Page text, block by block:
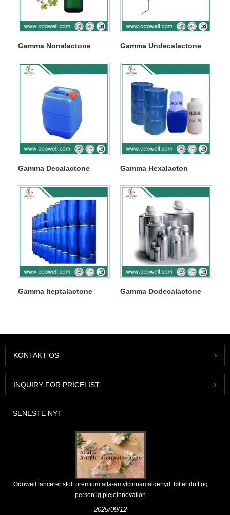
Gamma Nonalactone Gamma Undecalactone
Gamma Decalactone Gamma Hexalacton
Gamma heptalactone Gamma Dodecalactone
KONTAKT OS
INQUIRY FOR PRICELIST
SENESTE NYT
Odowell lancerer stolt premium alfa-amylcinnamaldehyd, løfter duft og
personlig plejeinnovation
2025/09/12